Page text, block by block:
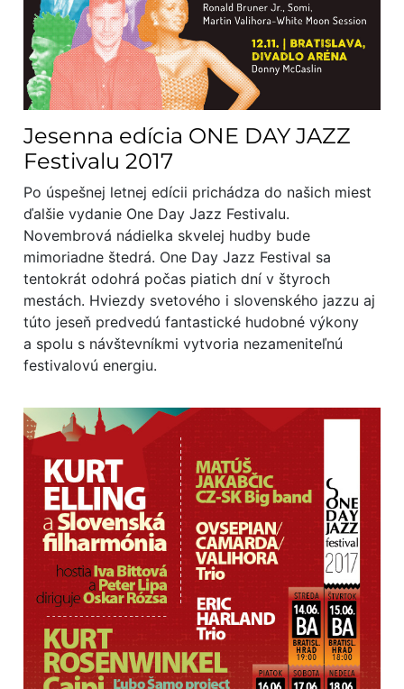
Jesenna edícia ONE DAY JAZZ
Festivalu 2017
Po úspešnej letnej edícii prichádza do našich miest
ďalšie vydanie One Day Jazz Festivalu.
Novembrová nádielka skvelej hudby bude
mimoriadne štedrá. One Day Jazz Festival sa
tentokrát odohrá počas piatich dní v štyroch
mestách. Hviezdy svetového i slovenského jazzu aj
túto jeseň predvedú fantastické hudobné výkony
a spolu s návštevníkmi vytvoria nezameniteľnú
festivalovú energiu.